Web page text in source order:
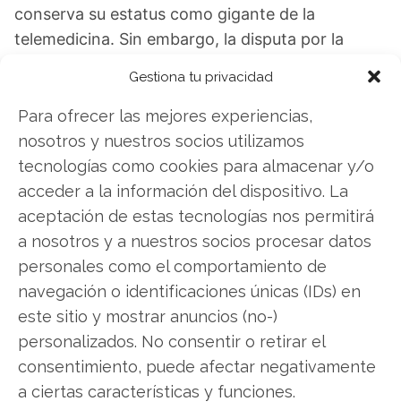
Gestiona tu privacidad
Para ofrecer las mejores experiencias,
nosotros y nuestros socios utilizamos
tecnologías como cookies para almacenar y/o
acceder a la información del dispositivo. La
aceptación de estas tecnologías nos permitirá
a nosotros y a nuestros socios procesar datos
personales como el comportamiento de
navegación o identificaciones únicas (IDs) en
este sitio y mostrar anuncios (no-)
personalizados. No consentir o retirar el
consentimiento, puede afectar negativamente
a ciertas características y funciones.
conserva su estatus como gigante de la
telemedicina. Sin embargo, la disputa por la
Hims & Hers: ¿Comprar o vender? El nuevo
Análisis de Hims & Hers del 2 de agosto tiene la
respuesta:
Los últimos resultados de Hims & Hers son
contundentes: Acción inmediata requerida para
los inversores de Hims & Hers. ¿Merece la pena
invertir o es momento de vender? En el Análisis
gratuito actual del 2 de agosto descubrirá
exactamente qué hacer.
Hims & Hers: ¿Comprar o vender?¡Lee más